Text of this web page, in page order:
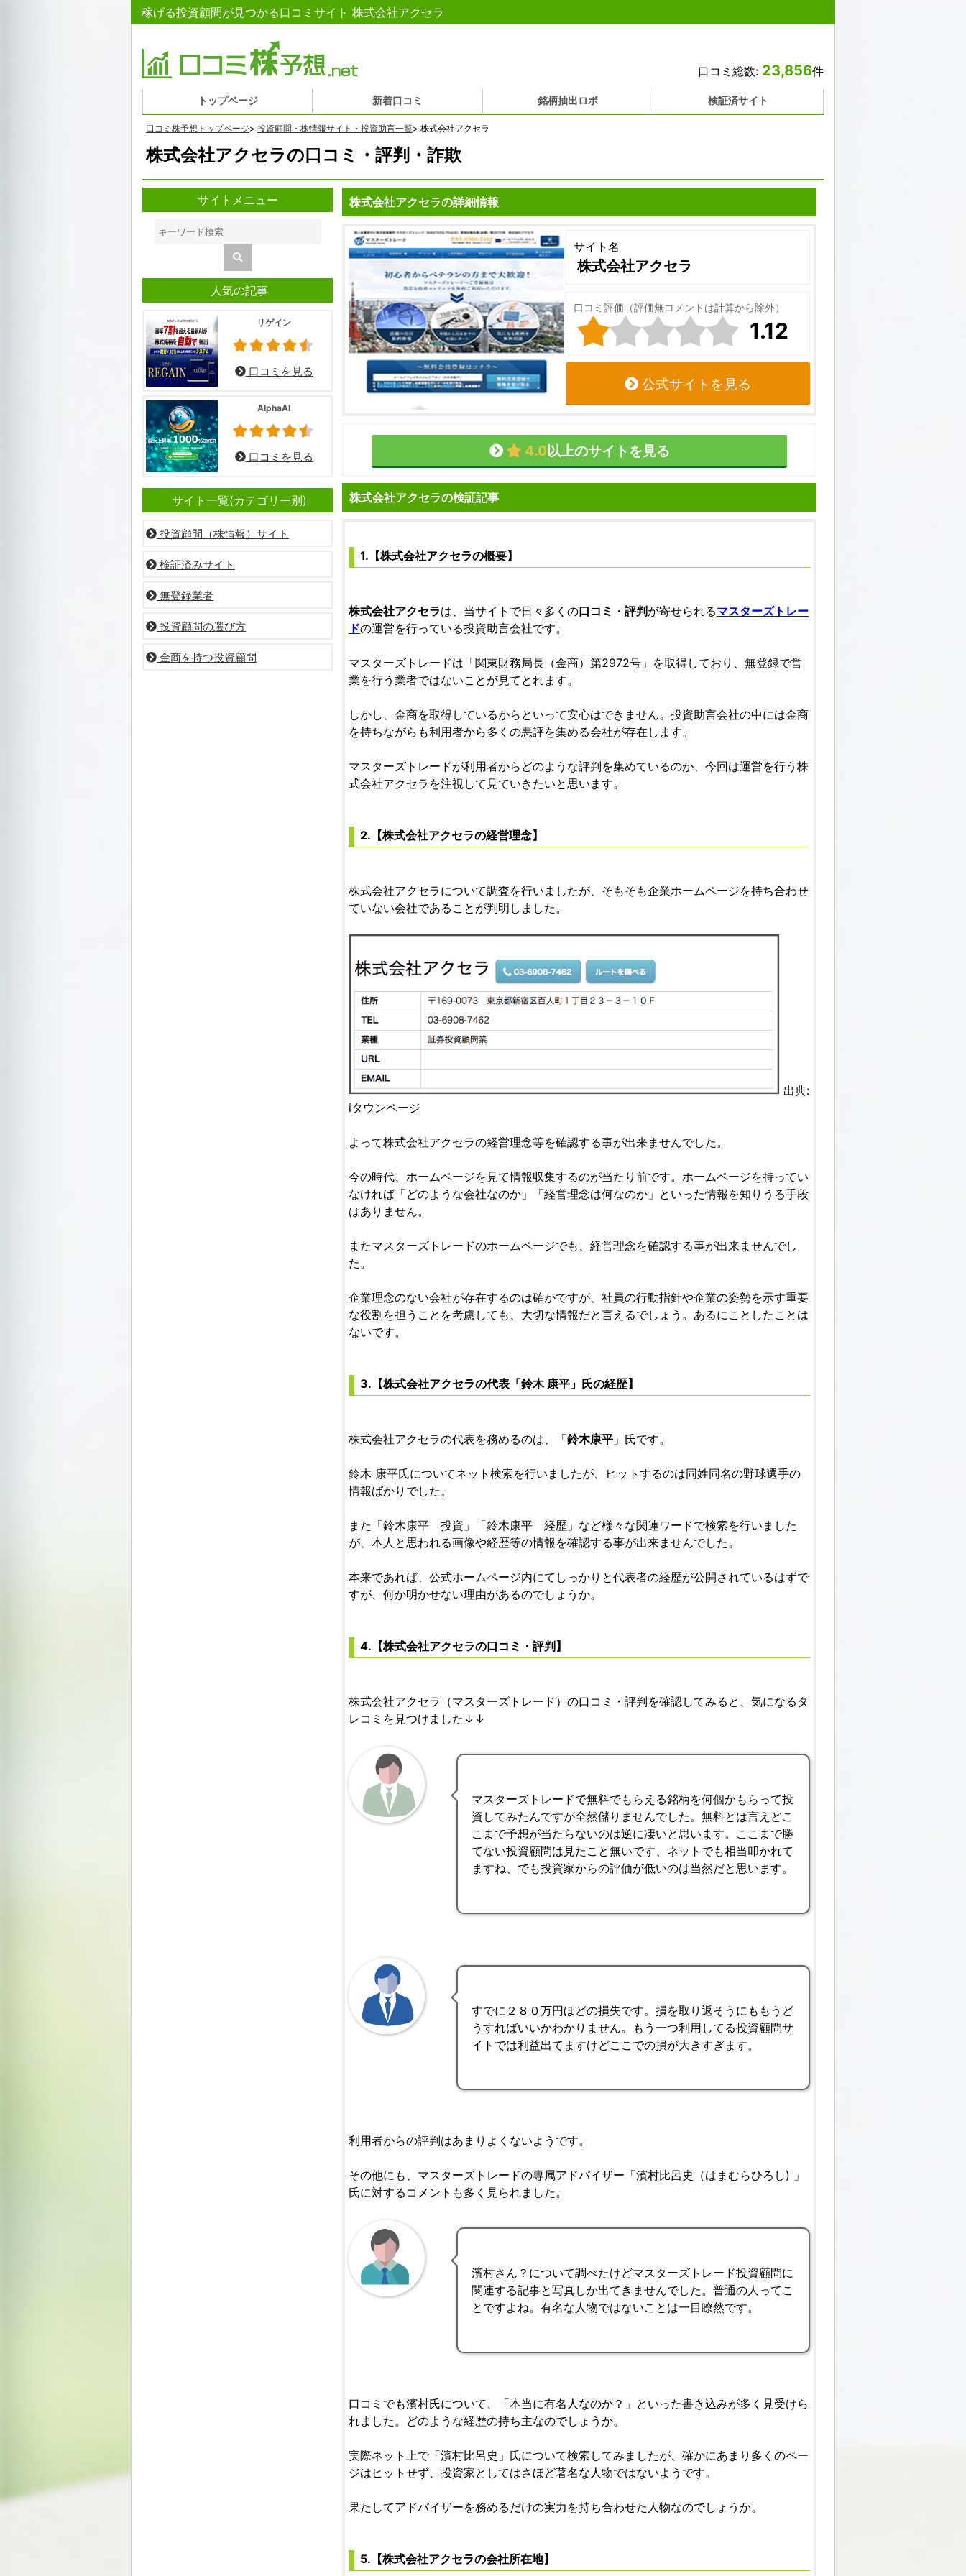
稼げる投資顧問が見つかる口コミサイト 株式会社アクセラ
口コミ総数: 23,856件
トップページ 新着口コミ 銘柄抽出ロボ 検証済サイト
口コミ株予想トップページ> 投資顧問・株情報サイト・投資助言一覧> 株式会社アクセラ
株式会社アクセラの口コミ・評判・詐欺
株式会社アクセラの詳細情報
サイト名
株式会社アクセラ
口コミ評価（評価無コメントは計算から除外）
1.12
公式サイトを見る
4.0以上のサイトを見る
株式会社アクセラの検証記事
1.【株式会社アクセラの概要】
株式会社アクセラは、当サイトで日々多くの口コミ ・ 評判 が寄せられるマスターズトレー
ドの運営を行っている投資助言会社です。
マスターズトレードは「関東財務局長（金商）第2972号」を取得しており、無登録で営
業を行う業者ではないことが見てとれます。
しかし、金商を取得しているからといって安心はできません。投資助言会社の中には金商
を持ちながらも利用者から多くの悪評を集める会社が存在します。
マスターズトレードが利用者からどのような評判を集めているのか、今回は運営を行う株
式会社アクセラを注視して見ていきたいと思います。
2.【株式会社アクセラの経営理念】
株式会社アクセラについて調査を行いましたが、そもそも企業ホームページを持ち合わせ
ていない会社であることが判明しました。
出典:
iタウンページ
よって株式会社アクセラの経営理念等を確認する事が出来ませんでした。
今の時代、ホームページを見て情報収集するのが当たり前です。ホームページを持ってい
なければ「どのような会社なのか」「経営理念は何なのか」といった情報を知りうる手段
はありません。
またマスターズトレードのホームページでも、経営理念を確認する事が出来ませんでし
た。
企業理念のない会社が存在するのは確かですが、社員の行動指針や企業の姿勢を示す重要
な役割を担うことを考慮しても、大切な情報だと言えるでしょう。あるにことしたことは
ないです。
3.【株式会社アクセラの代表「鈴木 康平」氏の経歴】
株式会社アクセラの代表を務めるのは、「鈴木康平 」氏です。
鈴木 康平氏についてネット検索を行いましたが、ヒットするのは同姓同名の野球選手の
情報ばかりでした。
また「鈴木康平 投資」「鈴木康平 経歴」など様々な関連ワードで検索を行いました
が、本人と思われる画像や経歴等の情報を確認する事が出来ませんでした。
本来であれば、公式ホームページ内にてしっかりと代表者の経歴が公開されているはずで
すが、何か明かせない理由があるのでしょうか。
4.【株式会社アクセラの口コミ・評判】
株式会社アクセラ（マスターズトレード）の口コミ・評判を確認してみると、気になるタ
レコミを見つけました↓↓
マスターズトレードで無料でもらえる銘柄を何個かもらって投
資してみたんですが全然儲りませんでした。無料とは言えどこ
こまで予想が当たらないのは逆に凄いと思います。ここまで勝
てない投資顧問は見たこと無いです、ネットでも相当叩かれて
ますね、でも投資家からの評価が低いのは当然だと思います。
すでに２８０万円ほどの損失です。損を取り返そうにももうど
うすればいいかわかりません。もう一つ利用してる投資顧問サ
イトでは利益出てますけどここでの損が大きすぎます。
利用者からの評判はあまりよくないようです。
その他にも、マスターズトレードの専属アドバイザー「濱村比呂史（はまむらひろし) 」
氏に対するコメントも多く見られました。
濱村さん？について調べたけどマスターズトレード投資顧問に
関連する記事と写真しか出てきませんでした。普通の人ってこ
とですよね。有名な人物ではないことは一目瞭然です。
口コミでも濱村氏について、「本当に有名人なのか？」といった書き込みが多く見受けら
れました。どのような経歴の持ち主なのでしょうか。
実際ネット上で「濱村比呂史」氏について検索してみましたが、確かにあまり多くのペー
ジはヒットせず、投資家としてはさほど著名な人物ではないようです。
果たしてアドバイザーを務めるだけの実力を持ち合わせた人物なのでしょうか。
5.【株式会社アクセラの会社所在地】
サイトメニュー
人気の記事
リゲイン
口コミを見る
AlphaAI
口コミを見る
サイト一覧(カテゴリー別)
投資顧問（株情報）サイト
検証済みサイト
無登録業者
投資顧問の選び方
金商を持つ投資顧問